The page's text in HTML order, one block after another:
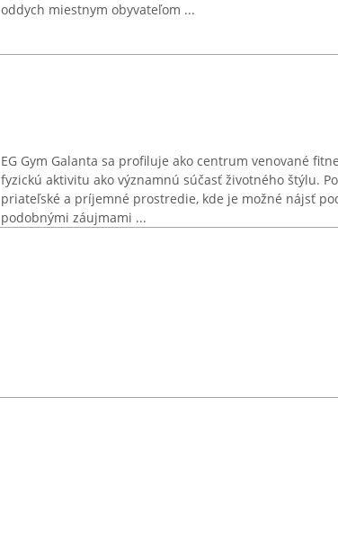
oddych miestnym obyvateľom ...
EG Gym Galanta sa profiluje ako centrum venované
fyzickú aktivitu ako významnú súčasť životného štýlu.
priateľské a príjemné prostredie, kde je možné nájsť
podobnými záujmami ...